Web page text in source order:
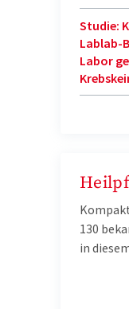
Studie:
Lablab-
Labor
130
in